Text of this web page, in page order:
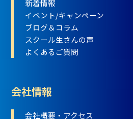
新着情報
イベント/キャンペーン
ブログ＆コラム
スクール生さんの声
よくあるご質問
会社情報
会社概要・アクセス